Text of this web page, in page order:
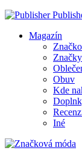
Magazín
Značky
Obuv
Kde
Iné